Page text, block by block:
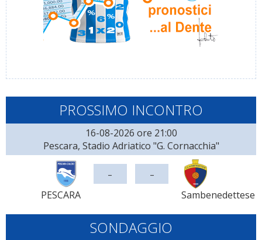
PROSSIMO INCONTRO
16-08-2026 ore 21:00
Pescara, Stadio Adriatico "G. Cornacchia"
PESCARA
- -
Sambenedettese
SONDAGGIO